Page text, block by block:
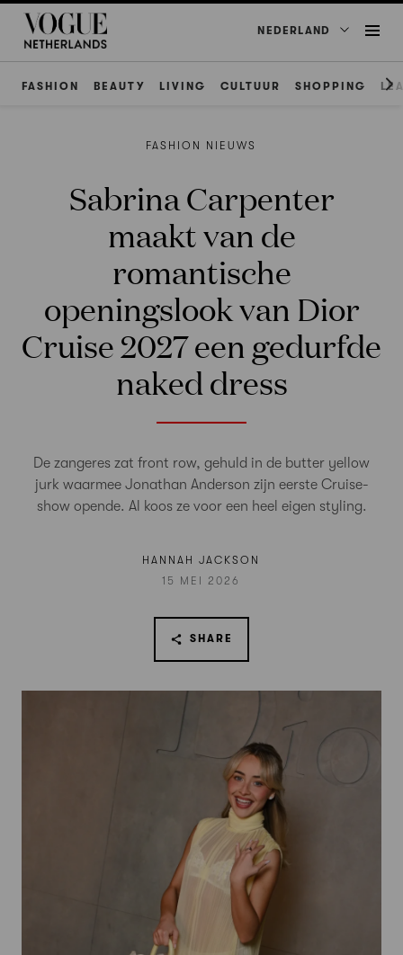
NEDERLAND
FASHION BEAUTY LIVING CULTUUR SHOPPING
FASHION NIEUWS
Sabrina Carpenter
maakt van de
romantische
openingslook van Dior
Cruise 2027 een gedurfde
naked dress
De zangeres zat front row, gehuld in de butter yellow
jurk waarmee Jonathan Anderson zijn eerste Cruise-
show opende. Al koos ze voor een heel eigen styling.
HANNAH JACKSON
15 MEI 2026
SHARE